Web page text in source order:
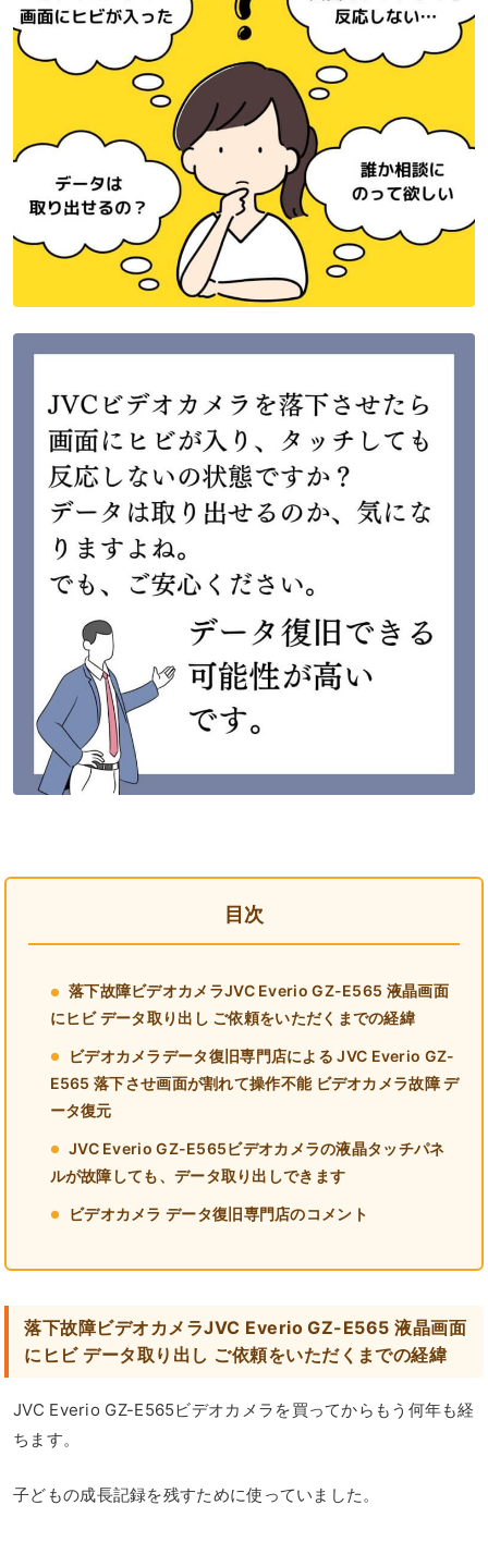
目次
落下故障ビデオカメラJVC Everio GZ-E565 液晶画面
にヒビ データ取り出し ご依頼をいただくまでの経緯
ビデオカメラデータ復旧専門店による JVC Everio GZ-
E565 落下させ画面が割れて操作不能 ビデオカメラ故障 デ
ータ復元
JVC Everio GZ-E565ビデオカメラの液晶タッチパネ
ルが故障しても、データ取り出しできます
ビデオカメラ データ復旧専門店のコメント
落下故障ビデオカメラJVC Everio GZ-E565 液晶画面
にヒビ データ取り出し ご依頼をいただくまでの経緯
JVC Everio GZ-E565ビデオカメラを買ってからもう何年も経
ちます。
子どもの成長記録を残すために使っていました。